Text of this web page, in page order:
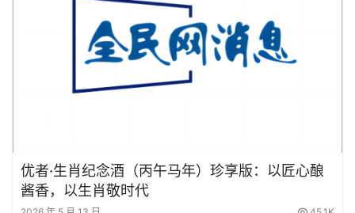
优者·生肖纪念酒（丙午马年）珍享版：以匠心酿
酱香，以生肖敬时代